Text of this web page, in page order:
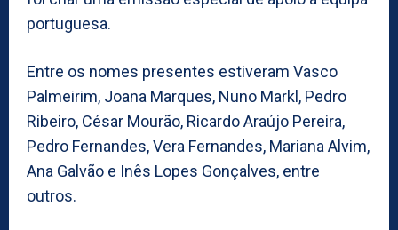
portuguesa.
Entre os nomes presentes estiveram Vasco
Palmeirim, Joana Marques, Nuno Markl, Pedro
Ribeiro, César Mourão, Ricardo Araújo Pereira,
Pedro Fernandes, Vera Fernandes, Mariana Alvim,
Ana Galvão e Inês Lopes Gonçalves, entre
outros.